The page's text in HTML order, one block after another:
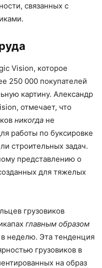
связанных с
Vision, которое
250 000 покупателей
картину. Александр
отмечает, что
никогда не
работы по буксировке
строительных задач.
представлению о
для тяжелых
грузовиков
главным образом
в неделю. Эта тенденция
грузовиков в
на образ